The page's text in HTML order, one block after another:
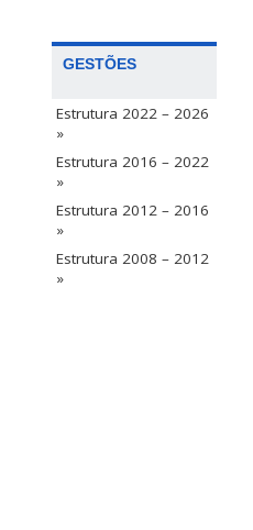
GESTÕES
Estrutura 2022 – 2026
»
Estrutura 2016 – 2022
»
Estrutura 2012 – 2016
»
Estrutura 2008 – 2012
»